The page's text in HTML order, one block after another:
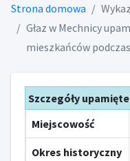
Strona domowa
Głaz w Mechnicy
mieszkańców
Szczegóły
Miejscowość
Okres historyczny